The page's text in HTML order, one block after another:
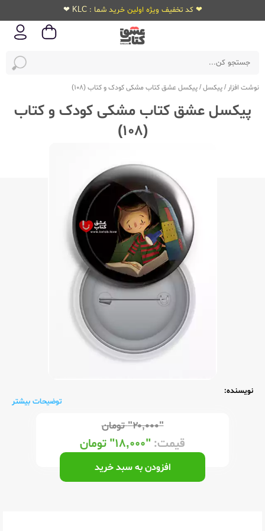
❤ کد تخفیف ویژه اولین خرید شما : KLC ❤
نوشت افزار /پیکسل/پیکسل عشق کتاب مشکی کودک و کتاب (108)
پیکسل عشق کتاب مشکی کودک و کتاب
(108)
نویسنده:
توضیحات بیشتر
"۲۰,۰۰۰" تومان
قیمت: "۱۸,۰۰۰" تومان
افزودن به سبد خرید